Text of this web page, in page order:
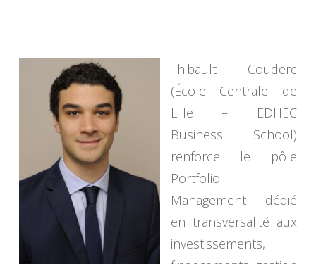
Thibault Couderc
(École Centrale de
Lille – EDHEC
Business School)
renforce le pôle
Portfolio
Management dédié
en transversalité aux
investissements,